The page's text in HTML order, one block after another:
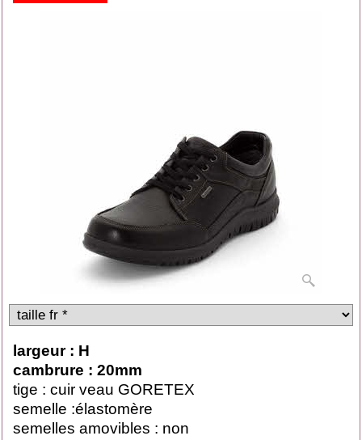
largeur : H
cambrure : 20mm
tige : cuir veau GORETEX
semelle :élastomère
semelles amovibles : non